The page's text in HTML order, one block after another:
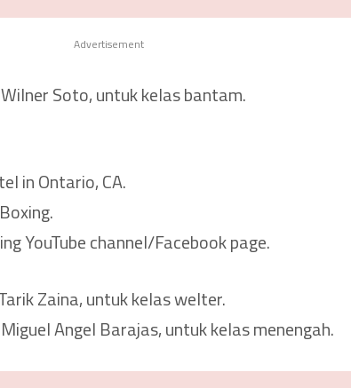
Advertisement
Soto, untuk kelas bantam.
in Ontario, CA.
YouTube channel/Facebook page.
Zaina, untuk kelas welter.
Angel Barajas, untuk kelas menengah.